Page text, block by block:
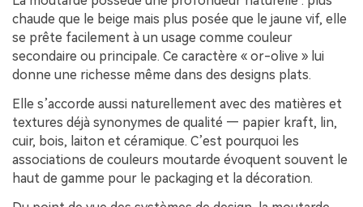
chaude que le beige mais plus posée que le jaune vif, elle
se prête facilement à un usage comme couleur
secondaire ou principale. Ce caractère « or-olive » lui
donne une richesse même dans des designs plats.
Elle s’accorde aussi naturellement avec des matières et
textures déjà synonymes de qualité — papier kraft, lin,
cuir, bois, laiton et céramique. C’est pourquoi les
associations de couleurs moutarde évoquent souvent le
haut de gamme pour le packaging et la décoration.